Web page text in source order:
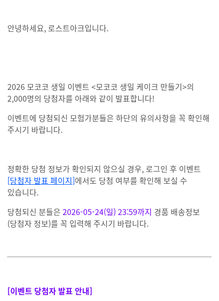
안녕하세요, 로스트아크입니다.
2026 모코코 생일 이벤트 <모코코 생일 케이크 만들기>의
2,000명의 당첨자를 아래와 같이 발표합니다!
이벤트에 당첨되신 모험가분들은 하단의 유의사항을 꼭 확인해
주시기 바랍니다.
정확한 당첨 정보가 확인되지 않으실 경우, 로그인 후 이벤트
[당첨자 발표 페이지]에서도 당첨 여부를 확인해 보실 수
있습니다.
당첨되신 분들은 2026-05-24(일) 23:59까지 경품 배송정보
(당첨자 정보)를 꼭 입력해 주시기 바랍니다.
[이벤트 당첨자 발표 안내]